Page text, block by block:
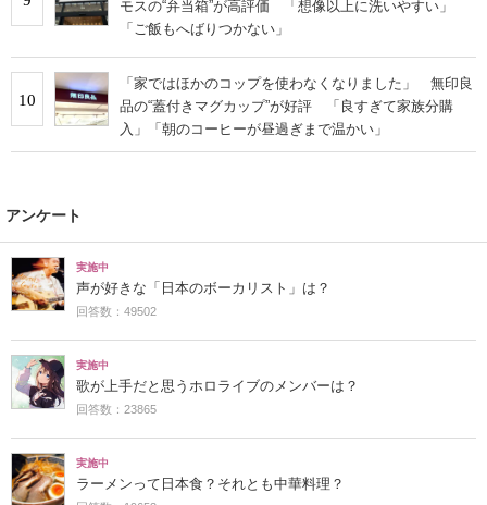
モスの“弁当箱”が高評価 「想像以上に洗いやすい」
「ご飯もへばりつかない」
10
「家ではほかのコップを使わなくなりました」 無印良
品の“蓋付きマグカップ”が好評 「良すぎて家族分購
入」「朝のコーヒーが昼過ぎまで温かい」
アンケート
実施中
声が好きな「日本のボーカリスト」は？
回答数：49502
実施中
歌が上手だと思うホロライブのメンバーは？
回答数：23865
実施中
ラーメンって日本食？それとも中華料理？